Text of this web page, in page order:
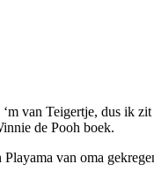
van Teigertje, dus ik
de Pooh boek.
van oma